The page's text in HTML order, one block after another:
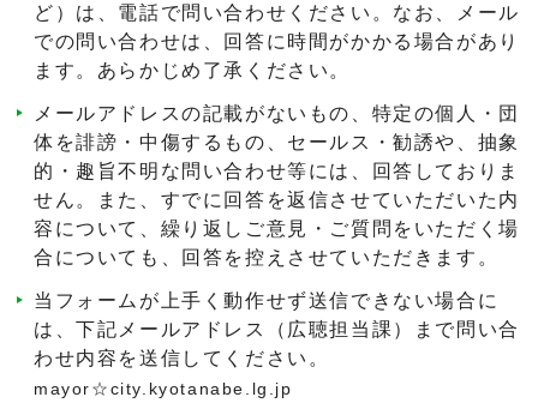
ど）は、電話で問い合わせください。なお、メール
での問い合わせは、回答に時間がかかる場合があり
ます。あらかじめ了承ください。
メールアドレスの記載がないもの、特定の個人・団
体を誹謗・中傷するもの、セールス・勧誘や、抽象
的・趣旨不明な問い合わせ等には、回答しておりま
せん。また、すでに回答を返信させていただいた内
容について、繰り返しご意見・ご質問をいただく場
合についても、回答を控えさせていただきます。
当フォームが上手く動作せず送信できない場合に
は、下記メールアドレス（広聴担当課）まで問い合
わせ内容を送信してください。
mayor☆city.kyotanabe.lg.jp